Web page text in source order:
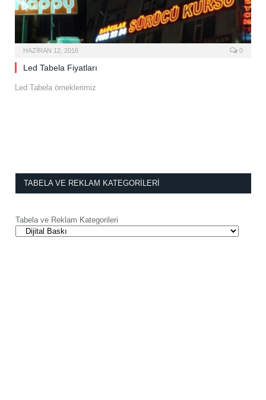
HAZIRAN 12, 2016 0
Led Tabela Fiyatları
Led Tabela örneklerimiz
TABELA VE REKLAM KATEGORILERI
Tabela ve Reklam Kategorileri